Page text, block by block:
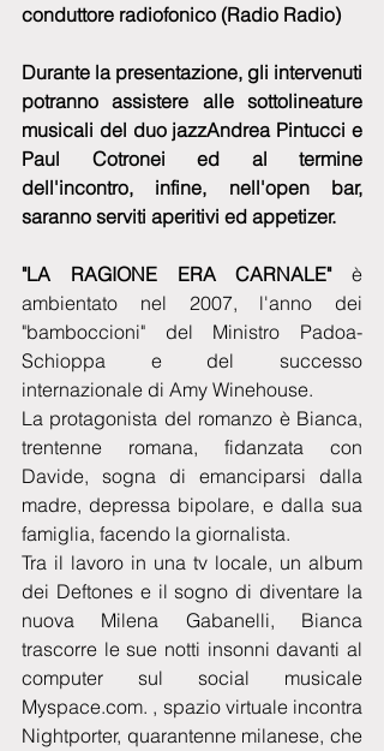
conduttore radiofonico (Radio Radio)
Durante la presentazione, gli intervenuti
potranno assistere alle sottolineature
musicali del duo jazzAndrea Pintucci e
Paul Cotronei ed al termine
dell'incontro, infine, nell'open bar,
saranno serviti aperitivi ed appetizer.
"LA RAGIONE ERA CARNALE" è
ambientato nel 2007, l'anno dei
"bamboccioni" del Ministro Padoa-
Schioppa e del successo
internazionale di Amy Winehouse.
La protagonista del romanzo è Bianca,
trentenne romana, fidanzata con
Davide, sogna di emanciparsi dalla
madre, depressa bipolare, e dalla sua
famiglia, facendo la giornalista.
Tra il lavoro in una tv locale, un album
dei Deftones e il sogno di diventare la
nuova Milena Gabanelli, Bianca
trascorre le sue notti insonni davanti al
computer sul social musicale
Myspace.com. , spazio virtuale incontra
Nightporter, quarantenne milanese, che